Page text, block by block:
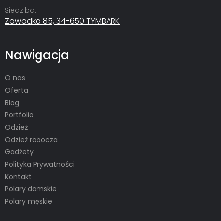
Siedziba:
Zawadka 85, 34-650 TYMBARK
Nawigacja
O nas
Oferta
Blog
Portfolio
Odzież
Odzież robocza
Gadżety
Polityka Prywatności
Kontakt
Polary damskie
Polary męskie